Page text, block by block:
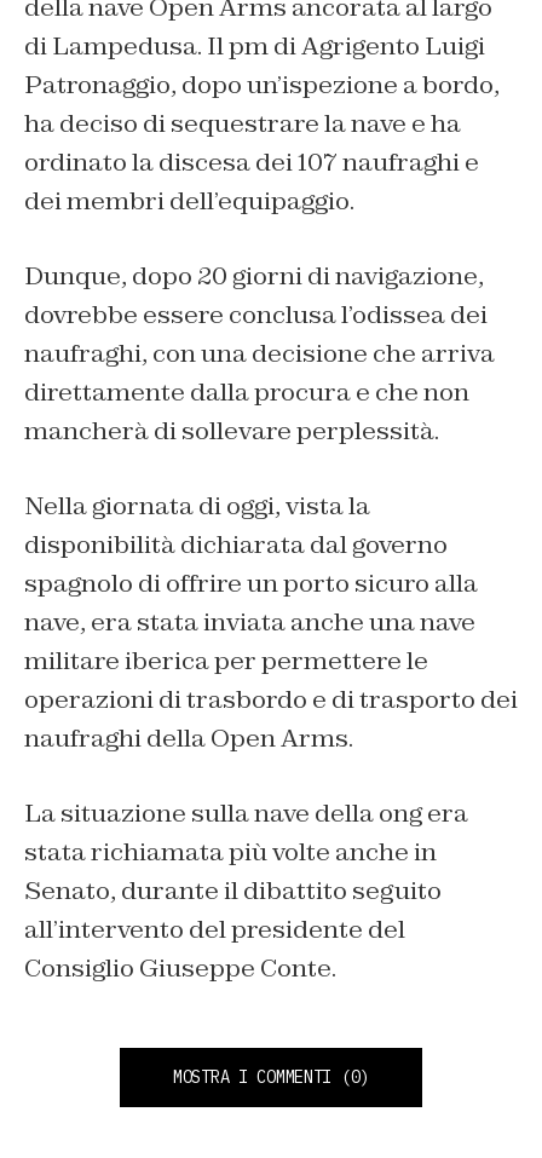
della nave Open Arms ancorata al largo
di Lampedusa. Il pm di Agrigento Luigi
Patronaggio, dopo un’ispezione a bordo,
ha deciso di sequestrare la nave e ha
ordinato la discesa dei 107 naufraghi e
dei membri dell’equipaggio.
Dunque, dopo 20 giorni di navigazione,
dovrebbe essere conclusa l’odissea dei
naufraghi, con una decisione che arriva
direttamente dalla procura e che non
mancherà di sollevare perplessità.
Nella giornata di oggi, vista la
disponibilità dichiarata dal governo
spagnolo di offrire un porto sicuro alla
nave, era stata inviata anche una nave
militare iberica per permettere le
operazioni di trasbordo e di trasporto dei
naufraghi della Open Arms.
La situazione sulla nave della ong era
stata richiamata più volte anche in
Senato, durante il dibattito seguito
all’intervento del presidente del
Consiglio Giuseppe Conte.
MOSTRA I COMMENTI (0)